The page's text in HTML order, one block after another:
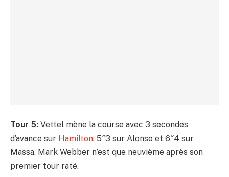
Tour 5: Vettel mène la course avec 3 secondes
d’avance sur Hamilton, 5″3 sur Alonso et 6″4 sur
Massa. Mark Webber n’est que neuvième après son
premier tour raté.